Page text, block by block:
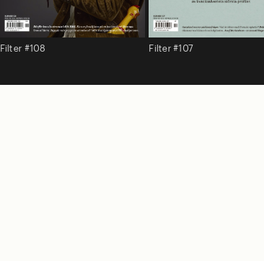
Filter #108 Filter #107